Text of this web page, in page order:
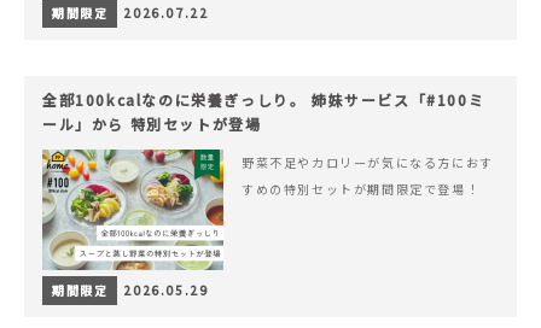
期間限定 2026.07.22
全部100kcalなのに栄養ぎっしり。 姉妹サービス「#100ミ
ール」から 特別セットが登場
野菜不足やカロリーが気になる方におす
すめの特別セットが期間限定で登場！
期間限定 2026.05.29